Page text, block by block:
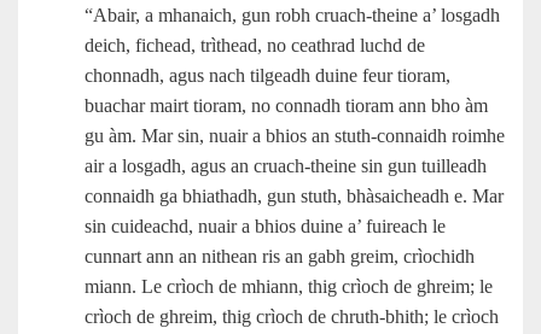
“Abair, a mhanaich, gun robh cruach-theine a’ losgadh
deich, fichead, trìthead, no ceathrad luchd de
chonnadh, agus nach tilgeadh duine feur tioram,
buachar mairt tioram, no connadh tioram ann bho àm
gu àm. Mar sin, nuair a bhios an stuth-connaidh roimhe
air a losgadh, agus an cruach-theine sin gun tuilleadh
connaidh ga bhiathadh, gun stuth, bhàsaicheadh e. Mar
sin cuideachd, nuair a bhios duine a’ fuireach le
cunnart ann an nithean ris an gabh greim, crìochidh
miann. Le crìoch de mhiann, thig crìoch de ghreim; le
crìoch de ghreim, thig crìoch de chruth-bhith; le crìoch